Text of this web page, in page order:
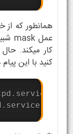
همانطور که
کار میکند.
کنید با این
Unit